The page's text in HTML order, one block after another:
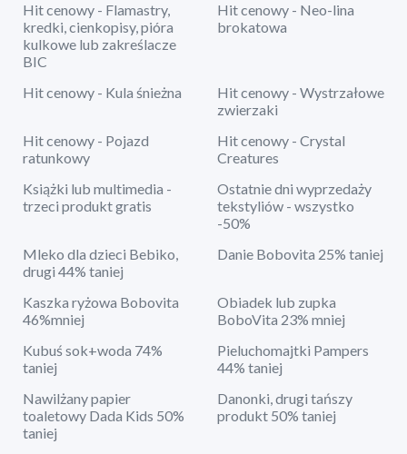
Hit cenowy - Flamastry,
kredki, cienkopisy, pióra
kulkowe lub zakreślacze
BIC
Hit cenowy - Neo-lina
brokatowa
Hit cenowy - Kula śnieżna
Hit cenowy - Wystrzałowe
zwierzaki
Hit cenowy - Pojazd
ratunkowy
Hit cenowy - Crystal
Creatures
Książki lub multimedia -
trzeci produkt gratis
Ostatnie dni wyprzedaży
tekstyliów - wszystko
-50%
Mleko dla dzieci Bebiko,
drugi 44% taniej
Danie Bobovita 25% taniej
Kaszka ryżowa Bobovita
46%mniej
Obiadek lub zupka
BoboVita 23% mniej
Kubuś sok+woda 74%
taniej
Pieluchomajtki Pampers
44% taniej
Nawilżany papier
toaletowy Dada Kids 50%
taniej
Danonki, drugi tańszy
produkt 50% taniej